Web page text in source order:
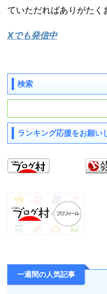
ていただればありがたく
Xでも発信中
検索
ランキング応援をお願い
一週間の人気記事